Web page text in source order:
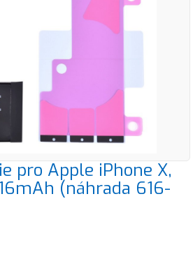
pro Apple iPhone X,
(náhrada 616-